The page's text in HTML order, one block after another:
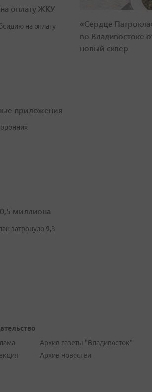
оплату ЖКУ
на оплату
приложения
миллиона
затронуло 9,3
«Сердце
во Владивостоке
новый сквер
Архив газеты "Владивосток"
Архив новостей